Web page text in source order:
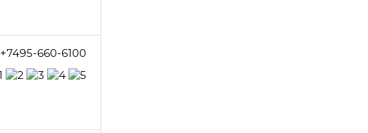
+7495-660-6100